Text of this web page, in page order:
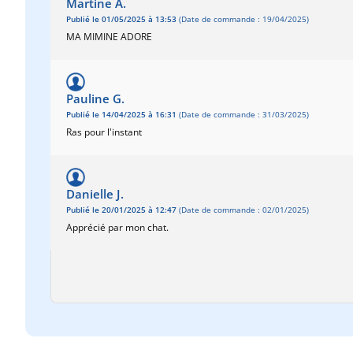
Martine A.
Publié le 01/05/2025 à 13:53 (Date de commande : 19/04/2025)
MA MIMINE ADORE
Pauline G.
Publié le 14/04/2025 à 16:31 (Date de commande : 31/03/2025)
Ras pour l'instant
Danielle J.
Publié le 20/01/2025 à 12:47 (Date de commande : 02/01/2025)
Apprécié par mon chat.